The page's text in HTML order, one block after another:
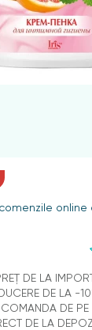
DE LA
DE LA -
DE PE
DE LA